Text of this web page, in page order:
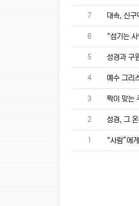
번호
7 대속, 신구
번호
6 “섬기는
번호
5 성경과 구
번호
4 예수 그리
번호
3 짝이 맞는
번호
2 성경, 그
번호
1 “사람”에